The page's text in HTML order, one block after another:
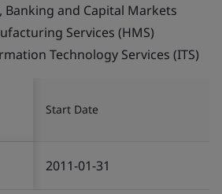
Banking and Capital Markets
Services (HMS)
Technology Services (ITS)
Start Date
2011-01-31